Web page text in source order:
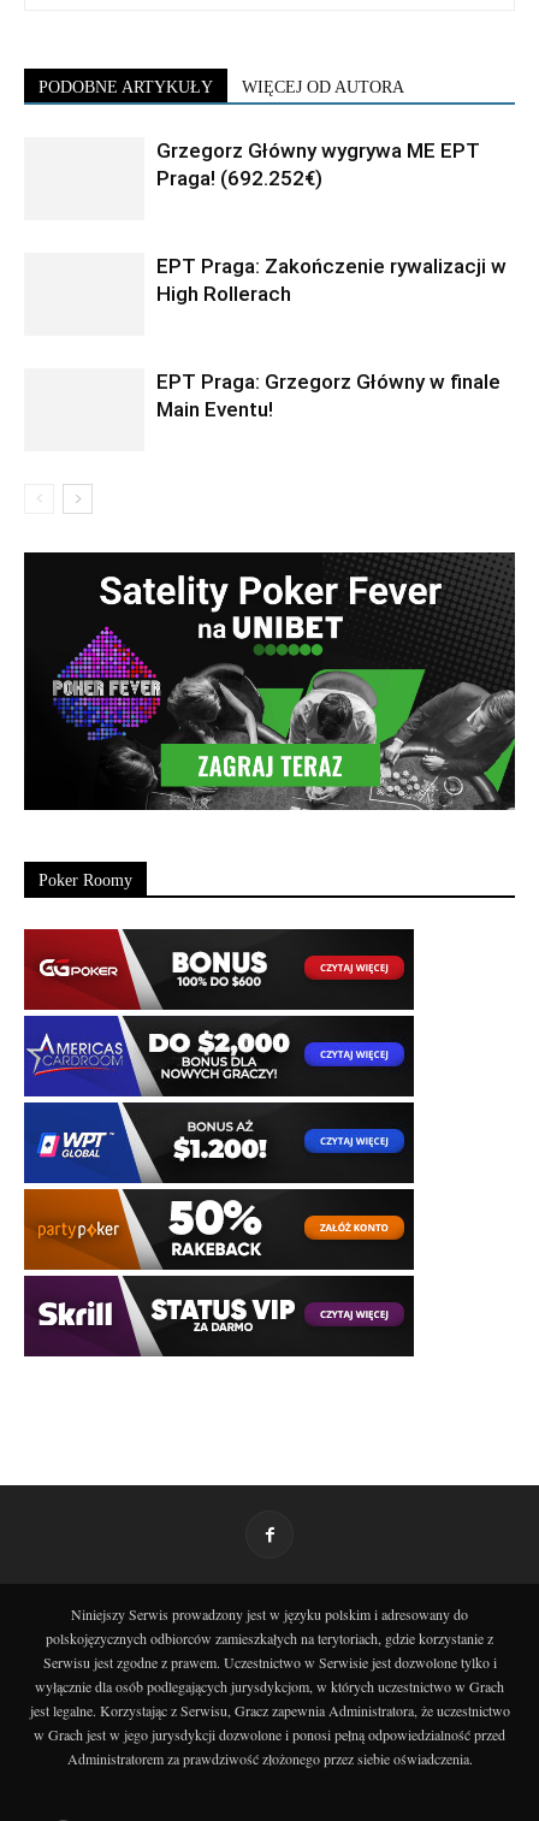
PODOBNE ARTYKUŁY WIĘCEJ OD AUTORA
Grzegorz Główny wygrywa ME EPT
Praga! (692.252€)
EPT Praga: Zakończenie rywalizacji w
High Rollerach
EPT Praga: Grzegorz Główny w finale
Main Eventu!
Poker Roomy
Niniejszy Serwis prowadzony jest w języku polskim i adresowany do
polskojęzycznych odbiorców zamieszkałych na terytoriach, gdzie korzystanie z
Serwisu jest zgodne z prawem. Uczestnictwo w Serwisie jest dozwolone tylko i
wyłącznie dla osób podlegających jurysdykcjom, w których uczestnictwo w Grach
jest legalne. Korzystając z Serwisu, Gracz zapewnia Administratora, że uczestnictwo
w Grach jest w jego jurysdykcji dozwolone i ponosi pełną odpowiedzialność przed
Administratorem za prawdziwość złożonego przez siebie oświadczenia.